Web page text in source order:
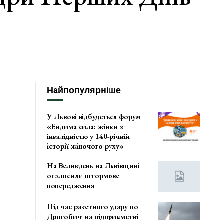
Найпопулярніше
У Львові відбудеться форум
«Видима сила: жінки з
інвалідністю у 140-річній
історії жіночого руху»
На Великдень на Львівщині
оголосили штормове
попередження
Під час ракетного удару по
Дрогобичі на підприємстві